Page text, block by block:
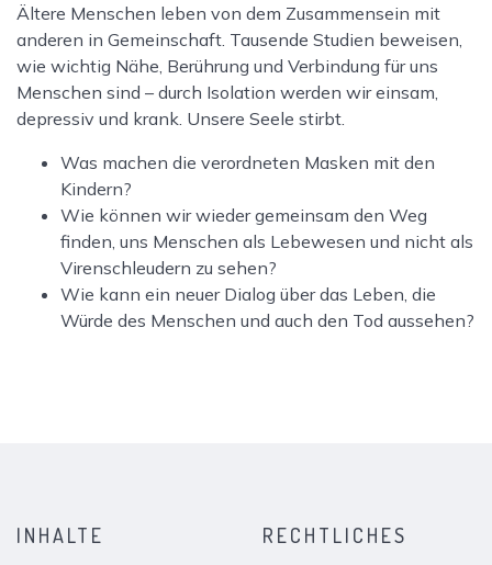
Ältere Menschen leben von dem Zusammensein mit
anderen in Gemeinschaft. Tausende Studien beweisen,
wie wichtig Nähe, Berührung und Verbindung für uns
Menschen sind – durch Isolation werden wir einsam,
depressiv und krank. Unsere Seele stirbt.
Was machen die verordneten Masken mit den
Kindern?
Wie können wir wieder gemeinsam den Weg
finden, uns Menschen als Lebewesen und nicht als
Virenschleudern zu sehen?
Wie kann ein neuer Dialog über das Leben, die
Würde des Menschen und auch den Tod aussehen?
INHALTE RECHTLICHES